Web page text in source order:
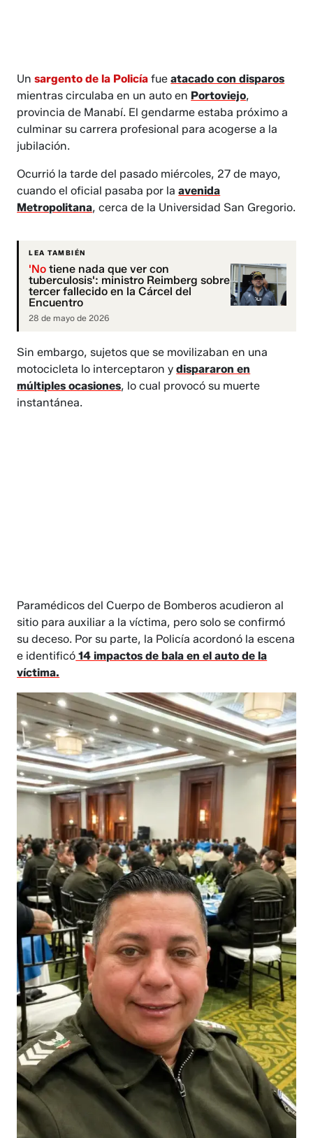
Unsargento de la Policía fueatacado con disparos
mientras circulaba en un auto en Portoviejo,
provincia de Manabí. El gendarme estaba próximo a
culminar su carrera profesional para acogerse a la
jubilación.
Ocurrió la tarde del pasado miércoles, 27 de mayo,
cuando el oficial pasaba por laavenida
Metropolitana, cerca de la Universidad San Gregorio.
LEA TAMBIÉN
'No tiene nada que ver con
tuberculosis': ministro Reimberg sobre
tercer fallecido en la Cárcel del
Encuentro
28 de mayo de 2026
Sin embargo, sujetos que se movilizaban en una
motocicleta lo interceptaron ydispararon en
múltiples ocasiones, lo cual provocó su muerte
instantánea.
Paramédicos del Cuerpo de Bomberos acudieron al
sitio para auxiliar a la víctima, pero solo se confirmó
su deceso. Por su parte, la Policía acordonó la escena
e identificó 14 impactos de bala en el auto de la
víctima.